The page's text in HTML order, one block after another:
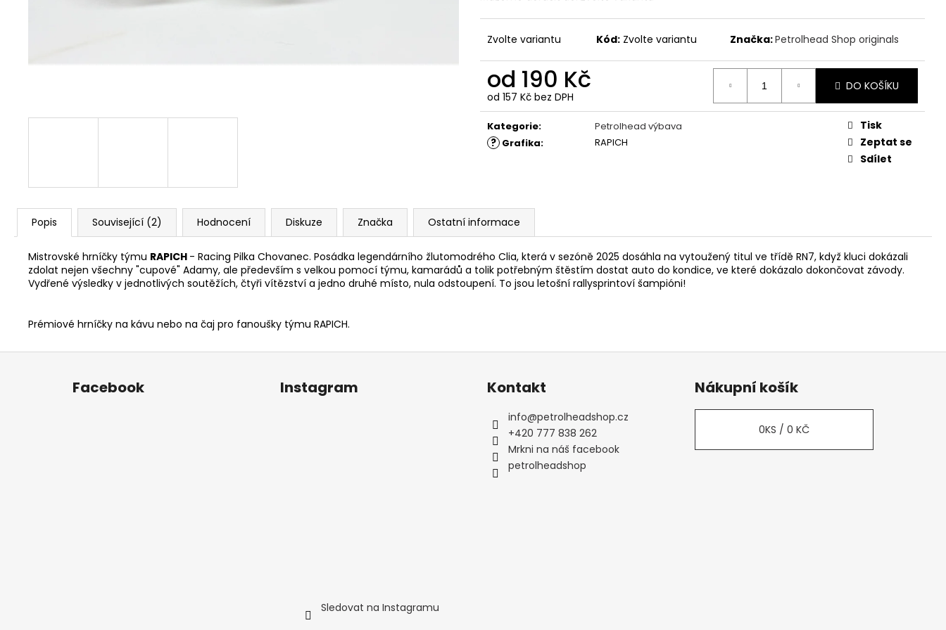
Zvolte variantu Kód: Zvolte variantu Značka:Petrolhead Shop originals
od 190 Kč
od 157 Kč bez DPH
Měrná
cena:
DO KOŠÍKU
Kategorie: Petrolhead výbava
? Grafika: RAPICH
Tisk
Zeptat se
Sdílet
Popis Související (2) Hodnocení Diskuze Značka Ostatní informace
Mistrovské hrníčky týmu RAPICH - Racing Pilka Chovanec. Posádka legendárního žlutomodrého Clia, která v sezóně 2025 dosáhla na vytoužený titul ve třídě RN7, když kluci dokázali
zdolat nejen všechny "cupové" Adamy, ale především s velkou pomocí týmu, kamarádů a tolik potřebným štěstím dostat auto do kondice, ve které dokázalo dokončovat závody.
Vydřené výsledky v jednotlivých soutěžích, čtyři vítězství a jedno druhé místo, nula odstoupení. To jsou letošní rallysprintoví šampióni!
Prémiové hrníčky na kávu nebo na čaj pro fanoušky týmu RAPICH.
350 Kč
Původně: 990 Kč
Z
Facebook Instagram
Sledovat na Instagramu
Kontakt
info@petrolheadshop.cz
+420 777 838 262
Mrkni na náš facebook
petrolheadshop
Nákupní košík
0KS / 0 KČ